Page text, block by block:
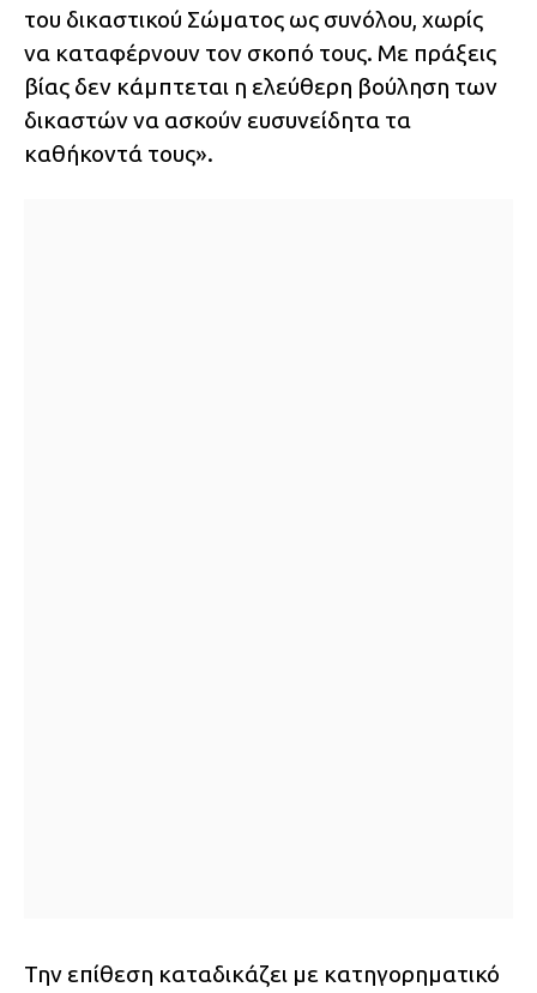
του δικαστικού Σώματος ως συνόλου, χωρίς
να καταφέρνουν τον σκοπό τους. Με πράξεις
βίας δεν κάμπτεται η ελεύθερη βούληση των
δικαστών να ασκούν ευσυνείδητα τα
καθήκοντά τους».
Την επίθεση καταδικάζει με κατηγορηματικό